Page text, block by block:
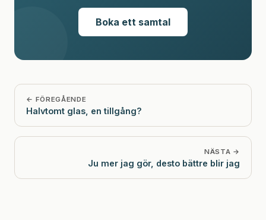
Boka ett samtal
← FÖREGÅENDE
Halvtomt glas, en tillgång?
NÄSTA →
Ju mer jag gör, desto bättre blir jag